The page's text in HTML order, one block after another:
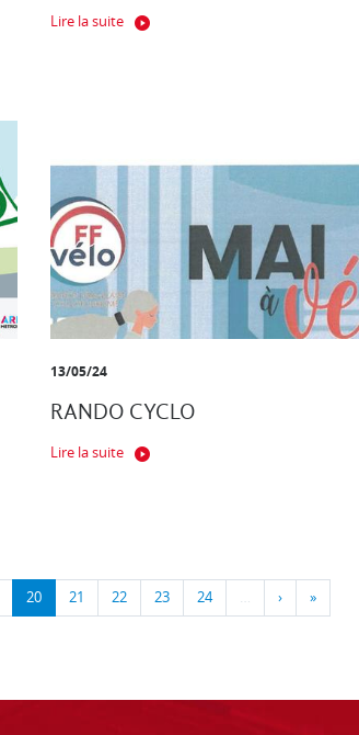
Lire la suite
13/05/24
RANDO CYCLO
Lire la suite
20 21 22 23 24 … › »